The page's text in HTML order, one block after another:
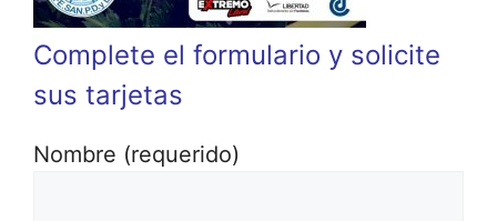
Complete el formulario y solicite
sus tarjetas
Nombre (requerido)